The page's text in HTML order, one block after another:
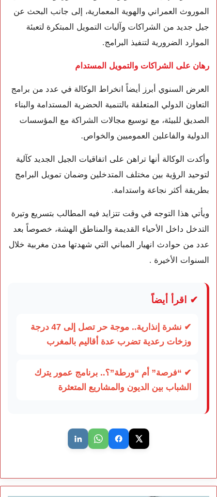
الموروث العمراني والهوية المعمارية، إلى جانب البحث عن
جيل جديد من الشراكات وآليات التمويل المبتكرة لتعبئة
الموارد الضرورية لتنفيذ البرامج.
رهان على الشراكات والتمويل المستدام
العرض السنوي أبرز أيضاً انخراط الوكالة في عدد من برامج
التعاون الدولي المتعلقة بالتنمية الحضرية المستدامة والبناء
الصديق للبيئة، مع توسيع مجالات الشراكة مع المؤسسات
الدولية والفاعلين العموميين والخواص.
وأكدت الوكالة أنها تراهن على اتفاقيات الجيل الجديد كآلية
لتوحيد الرؤية بين مختلف المتدخلين وضمان تمويل البرامج
بطريقة أكثر نجاعة واستدامة.
ويأتي هذا التوجه في وقت تتزايد فيه المطالب بتسريع وتيرة
التدخل داخل الأحياء القديمة والمناطق الهشة، خصوصاً بعد
عدد من حوادث انهيار المباني التي شهدتها مدن مغربية خلال
السنوات الأخيرة .
✔ اقرأ أيضاً
✔ نشرة إنذارية.. موجة حر تصل إلى 47 درجة
وزخات رعدية تضرب عدة أقاليم بالمغرب
✔ “فرصة” أم “ورطة”؟.. برنامج عمور يترك
الشباب بين الديون والمشاريع المتعثرة